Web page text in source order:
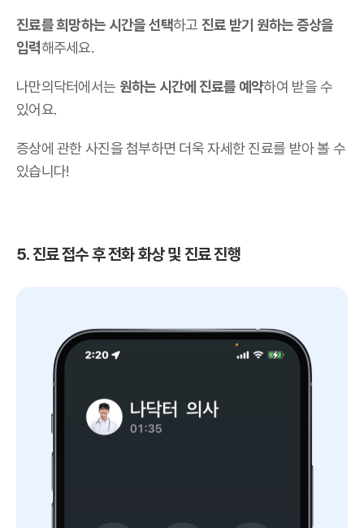
진료를 희망하는 시간을 선택하고 진료 받기 원하는 증상을
입력해주세요.
나만의닥터에서는 원하는 시간에 진료를 예약하여 받을 수
있어요.
증상에 관한 사진을 첨부하면 더욱 자세한 진료를 받아 볼 수
있습니다!
5. 진료 접수 후 전화 화상 및 진료 진행